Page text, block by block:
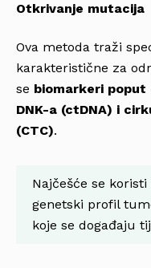
Otkrivanje mutacija
Ova metoda traži
karakteristične za
se biomarkeri
DNK-a (ctDNA) i
(CTC).
Najčešće se
genetski profil
koje se događaju